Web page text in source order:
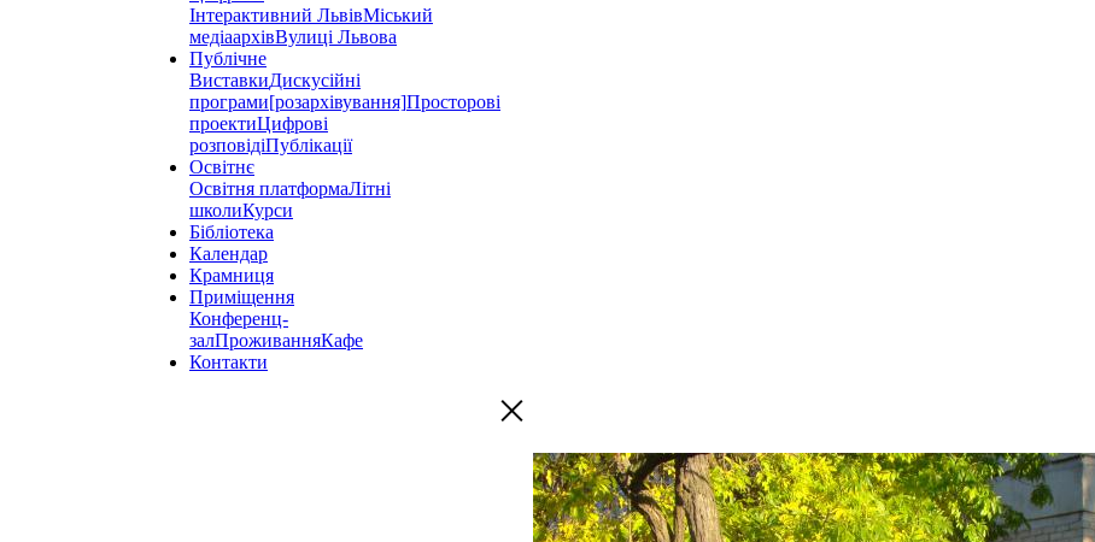
Інтерактивний ЛьвівМіський
медіаархівВулиці Львова
Публічне
ВиставкиДискусійні
програми[розархівування]Просторові
проектиЦифрові
розповідіПублікації
Освітнє
Освітня платформаЛітні
школиКурси
Бібліотека
Календар
Крамниця
Приміщення
Конференц-
залПроживанняКафе
Контакти